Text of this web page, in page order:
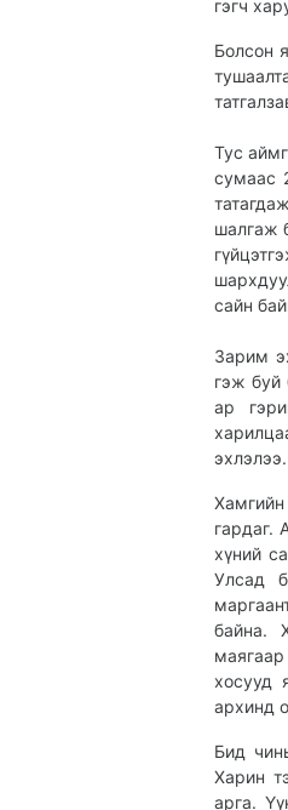
гэгч
Болсон
Тус
сумаас
шалгаж
сайн
Зарим
гэж буй
ар
эхлэлээ.
гардаг.
хүний
Улсад
байна.
хосууд
архинд
Бид
Харин
арга.